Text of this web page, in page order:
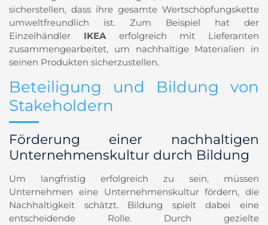
sicherstellen, dass ihre gesamte Wertschöpfungskette
umweltfreundlich ist. Zum Beispiel hat der
Einzelhändler IKEAerfolgreich mit Lieferanten
zusammengearbeitet, um nachhaltige Materialien in
seinen Produkten sicherzustellen.
Beteiligung und Bildung von
Stakeholdern
Förderung einer nachhaltigen
Unternehmenskultur durch Bildung
Um langfristig erfolgreich zu sein, müssen
Unternehmen eine Unternehmenskultur fördern, die
Nachhaltigkeit schätzt. Bildung spielt dabei eine
entscheidende Rolle. Durch gezielte